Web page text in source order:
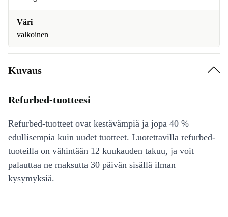
Väri
valkoinen
Kuvaus
Refurbed-tuotteesi
Refurbed-tuotteet ovat kestävämpiä ja jopa 40 %
edullisempia kuin uudet tuotteet. Luotettavilla refurbed-
tuoteilla on vähintään 12 kuukauden takuu, ja voit
palauttaa ne maksutta 30 päivän sisällä ilman
kysymyksiä.